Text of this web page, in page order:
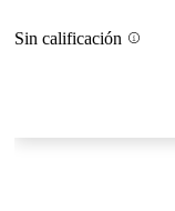
Sin calificación